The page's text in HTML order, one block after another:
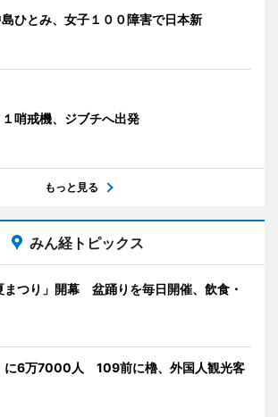
ひとみ、女子１００障害で日本新
１哨戒機、ジブチへ出発
もっと見る
みん経トピックス
まつり」開幕 盆踊りを毎日開催、飲食・
に6万7000人 109前に櫓、外国人観光客